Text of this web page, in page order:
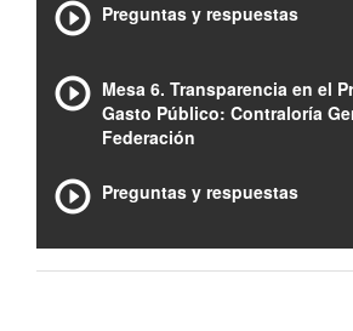
Preguntas y respuestas
Mesa 6. Transparencia en el
Gasto Público: Contraloría
Federación
Preguntas y respuestas